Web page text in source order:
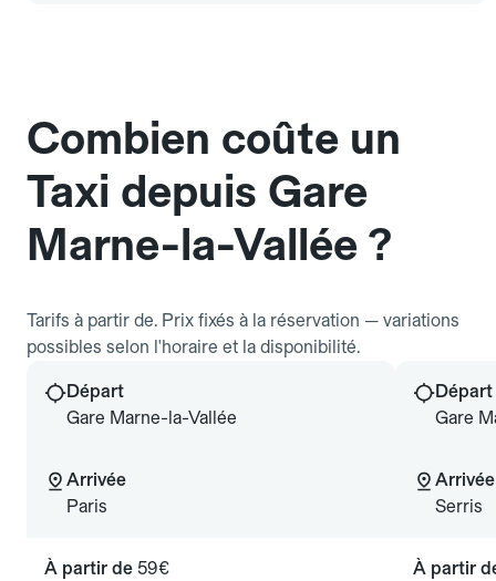
Combien coûte un
Taxi depuis Gare
Marne-la-Vallée ?
Tarifs à partir de. Prix fixés à la réservation — variations
possibles selon l'horaire et la disponibilité.
Départ
Gare Marne-la-Vallée
Arrivée
Paris
À partir de 59€
Départ
Gare
Arrivée
Serris
À partir